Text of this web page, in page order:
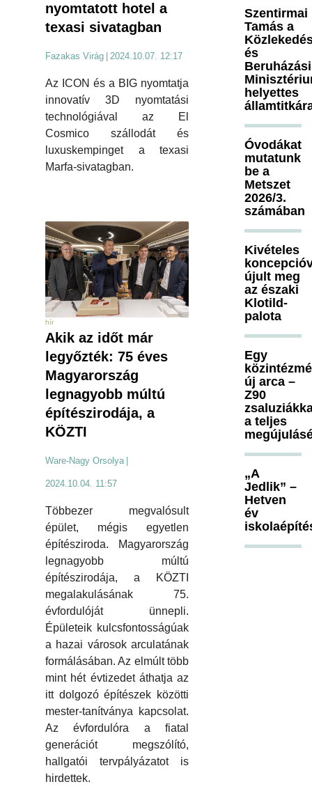
nyomtatott hotel a
texasi sivatagban
Fazakas Virág 2024.10.07. 12:17
Az ICON és a BIG nyomtatja
innovatív 3D nyomtatási
technológiával az El
Cosmico szállodát és
luxuskempinget a texasi
Marfa-sivatagban.
hír
Akik az időt már
legyőzték: 75 éves
Magyarország
legnagyobb múltú
építészirodája, a
KÖZTI
Ware-Nagy Orsolya
2024.10.04. 11:57
Többezer megvalósult
épület, mégis egyetlen
építésziroda. Magyarország
legnagyobb múltú
építészirodája, a KÖZTI
megalakulásának 75.
évfordulóját ünnepli.
Épületeik kulcsfontosságúak
a hazai városok arculatának
formálásában. Az elmúlt több
mint hét évtizedet áthatja az
itt dolgozó építészek közötti
mester-tanítványa kapcsolat.
Az évfordulóra a fiatal
generációt megszólító,
hallgatói tervpályázatot is
hirdettek.
Szentirmai
Tamás a
és
Beruházási
helyettes
Óvodákat
mutatunk
be a
Metszet
2026/3.
számában
Kivételes
újult meg
az északi
Klotild-
palota
Egy
új arca –
Z90
a teljes
„A
Jedlik” –
Hetven
év